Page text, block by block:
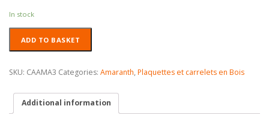
In stock
Amarante
ADD TO BASKET
SKU: CAAMA3 Categories: Amaranth, Plaquettes et carrelets en Bois
Additional information